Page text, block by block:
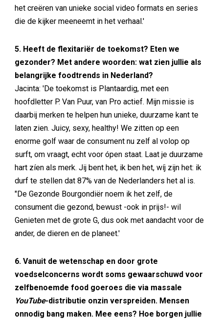
het creëren van unieke social video formats en series
die de kijker meeneemt in het verhaal.'
5. Heeft de flexitariër de toekomst? Eten we
gezonder? Met andere woorden: wat zien jullie als
belangrijke foodtrends in Nederland?
Jacinta: 'De toekomst is Plantaardig, met een
hoofdletter P. Van Puur, van Pro actief. Mijn missie is
daarbij merken te helpen hun unieke, duurzame kant te
laten zien. Juicy, sexy, healthy! We zitten op een
enorme golf waar de consument nu zelf al volop op
surft, om vraagt, echt voor ópen staat. Laat je duurzame
hart zíen als merk. Jij bent het, ik ben het, wíj zijn het: ik
durf te stellen dat 87% van de Nederlanders het al is.
"De Gezonde Bourgondiër noem ik het zelf, de
consument die gezond, bewust -ook in prijs!- wil
Genieten met de grote G, dus ook met aandacht voor de
ander, de dieren en de planeet.'
6. Vanuit de wetenschap en door grote
voedselconcerns wordt soms gewaarschuwd voor
zelfbenoemde food goeroes die via massale
YouTube-distributie onzin verspreiden. Mensen
onnodig bang maken. Mee eens? Hoe borgen jullie